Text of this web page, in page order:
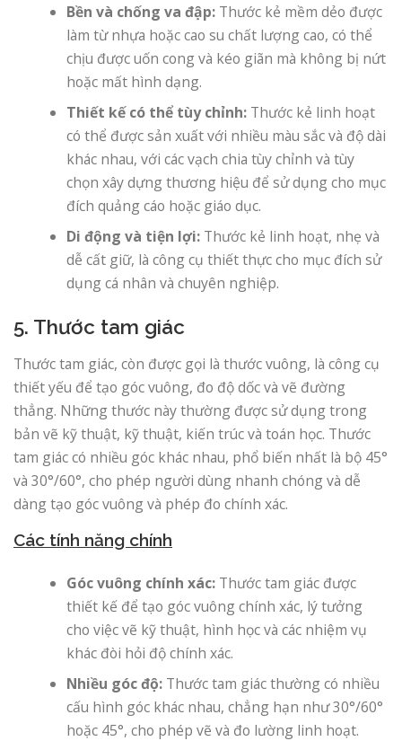
Bền và chống va đập: Thước kẻ mềm dẻo được
làm từ nhựa hoặc cao su chất lượng cao, có thể
chịu được uốn cong và kéo giãn mà không bị nứt
hoặc mất hình dạng.
Thiết kế có thể tùy chỉnh: Thước kẻ linh hoạt
có thể được sản xuất với nhiều màu sắc và độ dài
khác nhau, với các vạch chia tùy chỉnh và tùy
chọn xây dựng thương hiệu để sử dụng cho mục
đích quảng cáo hoặc giáo dục.
Di động và tiện lợi: Thước kẻ linh hoạt, nhẹ và
dễ cất giữ, là công cụ thiết thực cho mục đích sử
dụng cá nhân và chuyên nghiệp.
5. Thước tam giác
Thước tam giác, còn được gọi là thước vuông, là công cụ
thiết yếu để tạo góc vuông, đo độ dốc và vẽ đường
thẳng. Những thước này thường được sử dụng trong
bản vẽ kỹ thuật, kỹ thuật, kiến ​​trúc và toán học. Thước
tam giác có nhiều góc khác nhau, phổ biến nhất là bộ 45°
và 30°/60°, cho phép người dùng nhanh chóng và dễ
dàng tạo góc vuông và phép đo chính xác.
Các tính năng chính
Góc vuông chính xác: Thước tam giác được
thiết kế để tạo góc vuông chính xác, lý tưởng
cho việc vẽ kỹ thuật, hình học và các nhiệm vụ
khác đòi hỏi độ chính xác.
Nhiều góc độ: Thước tam giác thường có nhiều
cấu hình góc khác nhau, chẳng hạn như 30°/60°
hoặc 45°, cho phép vẽ và đo lường linh hoạt.